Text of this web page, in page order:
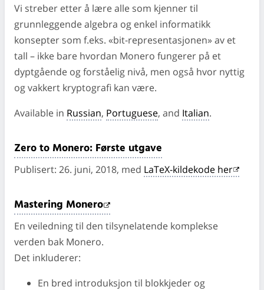
Vi streber etter å lære alle som kjenner til
grunnleggende algebra og enkel informatikk
konsepter som f.eks. «bit-representasjonen» av et
tall – ikke bare hvordan Monero fungerer på et
dyptgående og forståelig nivå, men også hvor nyttig
og vakkert kryptografi kan være.
Available in Russian, Portuguese, and Italian.
Zero to Monero: Første utgave
Publisert: 26. juni, 2018, med LaTeX-kildekode her
Mastering Monero
En veiledning til den tilsynelatende komplekse
verden bak Monero.
Det inkluderer:
En bred introduksjon til blokkjeder og